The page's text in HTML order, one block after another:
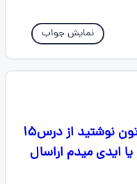
نمایش جواب
سلام پاورپویت یا خلاصه ک خودتون نوشتید از درس۱۵
ایدی میدم اراسال